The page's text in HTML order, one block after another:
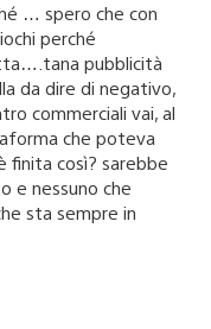
… spero che con
perché
pubblicità
da dire di negativo,
commerciali vai, al
che poteva
finita così? sarebbe
e nessuno che
sta sempre in